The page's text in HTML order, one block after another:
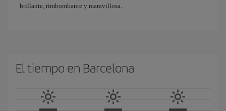
brillante, rimbombante y maravillosa.
El tiempo en Barcelona